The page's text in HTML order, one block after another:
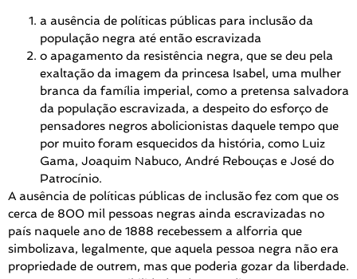
a ausência de políticas públicas para inclusão da
população negra até então escravizada
o apagamento da resistência negra, que se deu pela
exaltação da imagem da princesa Isabel, uma mulher
branca da família imperial, como a pretensa salvadora
da população escravizada, a despeito do esforço de
pensadores negros abolicionistas daquele tempo que
por muito foram esquecidos da história, como Luiz
Gama, Joaquim Nabuco, André Rebouças e José do
Patrocínio.
A ausência de políticas públicas de inclusão fez com que os
cerca de 800 mil pessoas negras ainda escravizadas no
país naquele ano de 1888 recebessem a alforria que
simbolizava, legalmente, que aquela pessoa negra não era
propriedade de outrem, mas que poderia gozar da liberdade.